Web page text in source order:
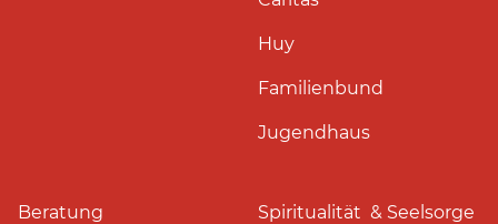
Huy
Familienbund
Jugendhaus
Beratung Spiritualität & Seelsorge